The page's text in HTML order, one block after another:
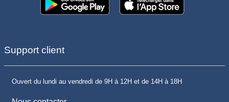
Support client
Ouvert du lundi au vendredi de 9H à 12H et de 14H à 18H